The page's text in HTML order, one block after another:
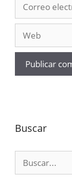
electrónico
Buscar